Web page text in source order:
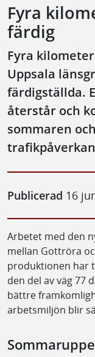
Fyra
färdig
Fyra
Uppsala
färdigställda.
återstår och
sommaren
Publicerad 16
Arbetet med den
mellan Gottröra
produktionen har
den del av väg 77
bättre
arbetsmiljön blir